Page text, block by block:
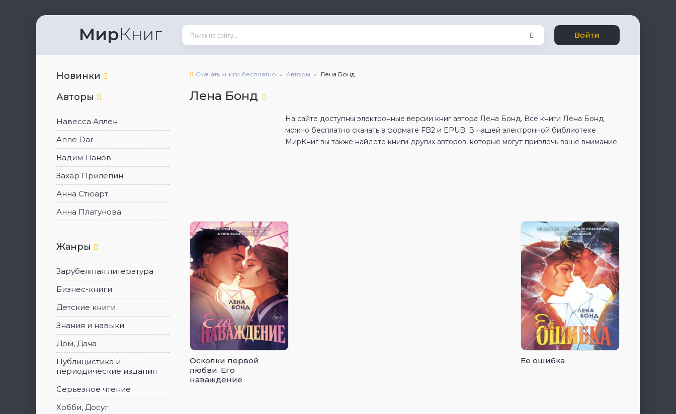
МирКниг Войти
Новинки
Авторы
Навесса Аллен
Anne Dar
Вадим Панов
Захар Прилепин
Анна Стюарт
Анна Платунова
Жанры
Зарубежная литература
Бизнес-книги
Детские книги
Знания и навыки
Дом, Дача
Публицистика и
периодические издания
Серьезное чтение
Хобби, Досуг
Скачать книги бесплатно Авторы Лена Бонд
Лена Бонд
На сайте доступны электронные версии книг автора Лена Бонд. Все книги Лена Бонд
можно бесплатно скачать в формате FB2 и EPUB. В нашей электронной библиотеке
МирКниг вы также найдете книги других авторов, которые могут привлечь ваше внимание.
Осколки первой
любви. Его
наваждение
Ее ошибка